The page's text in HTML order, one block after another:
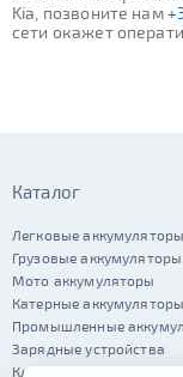
Kia, позвоните нам
сети окажет
Каталог
Легковые аккумуляторы
Грузовые аккумуляторы
Мото аккумуляторы
Катерные аккумуляторы
Промышленные
Зарядные устройства
Клеммы